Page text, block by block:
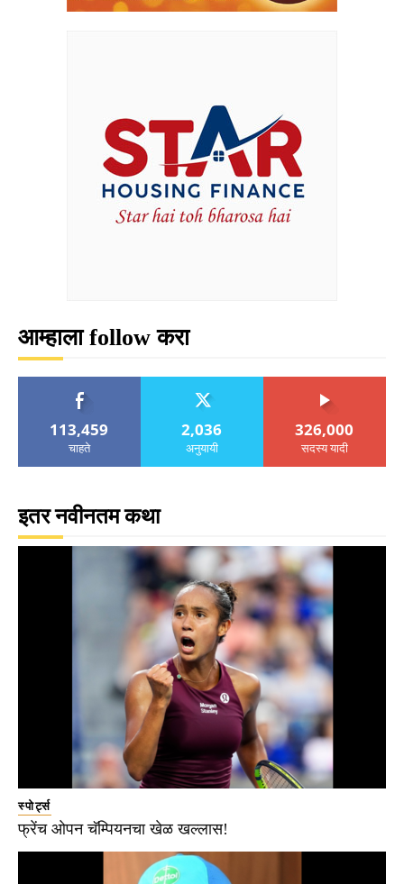
आम्हाला follow करा
113,459
चाहते
2,036
अनुयायी
326,000
सदस्य यादी
इतर नवीनतम कथा
स्पोर्ट्स
फ्रेंच ओपन चॅम्पियनचा खेळ खल्लास!